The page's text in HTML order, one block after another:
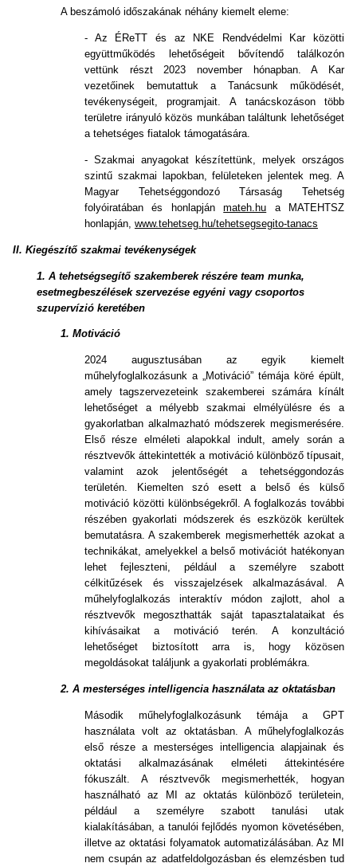
A beszámoló időszakának néhány kiemelt eleme:
- Az ÉReTT és az NKE Rendvédelmi Kar közötti
együttműködés lehetőségeit bővítendő találkozón
vettünk részt 2023 november hónapban. A Kar
vezetőinek bemutattuk a Tanácsunk működését,
tevékenységeit, programjait. A tanácskozáson több
területre irányuló közös munkában találtunk lehetőséget
a tehetséges fiatalok támogatására.
- Szakmai anyagokat készítettünk, melyek országos
szintű szakmai lapokban, felületeken jelentek meg. A
Magyar Tehetséggondozó Társaság Tehetség
folyóiratában és honlapjánmateh.hu a MATEHTSZ
honlapján, www.tehetseg.hu/tehetsegsegito-tanacs
II. Kiegészítő szakmai tevékenységek
1. A tehetségsegítő szakemberek részére team munka,
esetmegbeszélések szervezése egyéni vagy csoportos
szupervízió keretében
1. Motiváció
2024 augusztusában az egyik kiemelt
műhelyfoglalkozásunk a „Motiváció” témája köré épült,
amely tagszervezeteink szakemberei számára kínált
lehetőséget a mélyebb szakmai elmélyülésre és a
gyakorlatban alkalmazható módszerek megismerésére.
Első része elméleti alapokkal indult, amely során a
résztvevők áttekintették a motiváció különböző típusait,
valamint azok jelentőségét a tehetséggondozás
területén. Kiemelten szó esett a belső és külső
motiváció közötti különbségekről. A foglalkozás további
részében gyakorlati módszerek és eszközök kerültek
bemutatásra. A szakemberek megismerhették azokat a
technikákat, amelyekkel a belső motivációt hatékonyan
lehet fejleszteni, például a személyre szabott
célkitűzések és visszajelzések alkalmazásával. A
műhelyfoglalkozás interaktív módon zajlott, ahol a
résztvevők megoszthatták saját tapasztalataikat és
kihívásaikat a motiváció terén. A konzultáció
lehetőséget biztosított arra is, hogy közösen
megoldásokat találjunk a gyakorlati problémákra.
2. A mesterséges intelligencia használata az oktatásban
Második műhelyfoglalkozásunk témája a GPT
használata volt az oktatásban. A műhelyfoglalkozás
első része a mesterséges intelligencia alapjainak és
oktatási alkalmazásának elméleti áttekintésére
fókuszált. A résztvevők megismerhették, hogyan
használható az MI az oktatás különböző területein,
például a személyre szabott tanulási utak
kialakításában, a tanulói fejlődés nyomon követésében,
illetve az oktatási folyamatok automatizálásában. Az MI
nem csupán az adatfeldolgozásban és elemzésben tud